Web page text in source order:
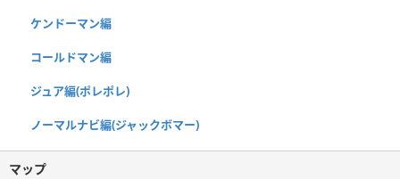
ケンドーマン編
コールドマン編
ジュア編(ポレポレ)
ノーマルナビ編(ジャックボマー)
マップ